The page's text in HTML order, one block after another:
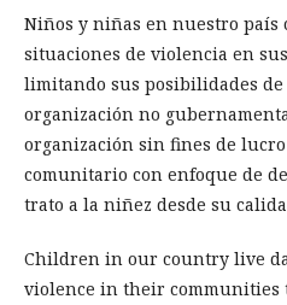
Niños y niñas en nuestro
situaciones de violencia en
limitando sus posibilidades de
organización no
organización sin fines de
comunitario con enfoque de
trato a la niñez desde su
Children in our country live
violence in their